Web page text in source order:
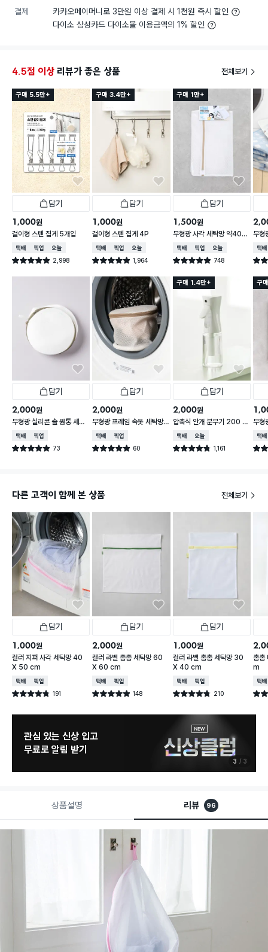
결제
카카오페이머니로 3만원 이상 결제 시 1천원 즉시 할인
다이소 삼성카드 다이소몰 이용금액의 1% 할인
4.5점 이상 리뷰가 좋은 상품 전체보기
구매 5.5만+
담기
1,000원
걸이형 스텐 집게 5개입
택배배송매장픽업오늘배송
별점 4.9점 2,998
건 작성
구매 3.4만+
담기
1,000원
걸이형 스텐 집게 4P
택배배송매장픽업오늘배송
별점 4.9점 1,964
건 작성
구매 1만+
담기
1,500원
무형광 사각 세탁망 약40X
50cm
택배배송매장픽업오늘배송
별점 4.9점 748
건 작성
무형
택배
별점
담기
2,000원
무형광 실리콘 솔 원통 세탁
망 18 X 18 X 15 cm
택배배송매장픽업
별점 4.9점 73
건 작성
담기
2,000원
무형광 프레임 속옷 세탁망 1
6 X 16 X 15 cm
택배배송매장픽업
별점 4.9점 60
건 작성
구매 1.4만+
담기
2,000원
압축식 안개 분무기 200 m
택배배송오늘배송
별점 4.8점 1,161
건 작성
구
무형
택배
별점
다른 고객이 함께 본 상품 전체보기
담기
1,000원
컬러 지퍼 사각 세탁망 40
X 50 cm
택배배송매장픽업
별점 4.8점 191
건 작성
담기
2,000원
컬러 라벨 촘촘 세탁망 60
X 60 cm
택배배송매장픽업
별점 4.9점 148
건 작성
담기
1,000원
컬러 라벨 촘촘 세탁망 30
X 40 cm
택배배송매장픽업
별점 4.8점 210
건 작성
촘촘
m
택배
별점
관심 있는 신상 입고
무료로 알림 받기
3 3
상품설명 리뷰 96